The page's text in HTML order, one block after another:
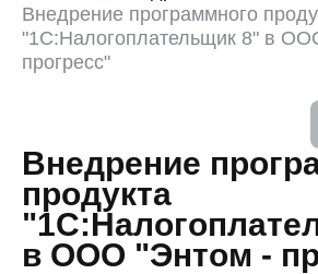
Внедрение программного
"1С:Налогоплательщик 8" в
прогресс"
Внедрение
продукта
в ООО "Энтом -